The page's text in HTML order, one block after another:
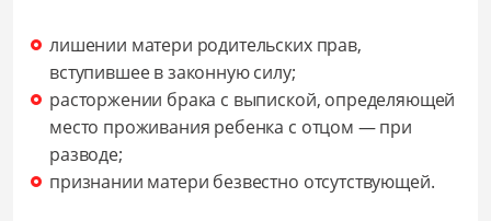
лишении матери родительских прав,
вступившее в законную силу;
расторжении брака с выпиской, определяющей
место проживания ребенка с отцом — при
разводе;
признании матери безвестно отсутствующей.